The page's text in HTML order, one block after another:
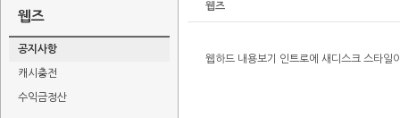
웹즈
공지사항
캐시충전
수익금정산
웹즈
웹하드 내용보기 인트로에 새디스크 스타일